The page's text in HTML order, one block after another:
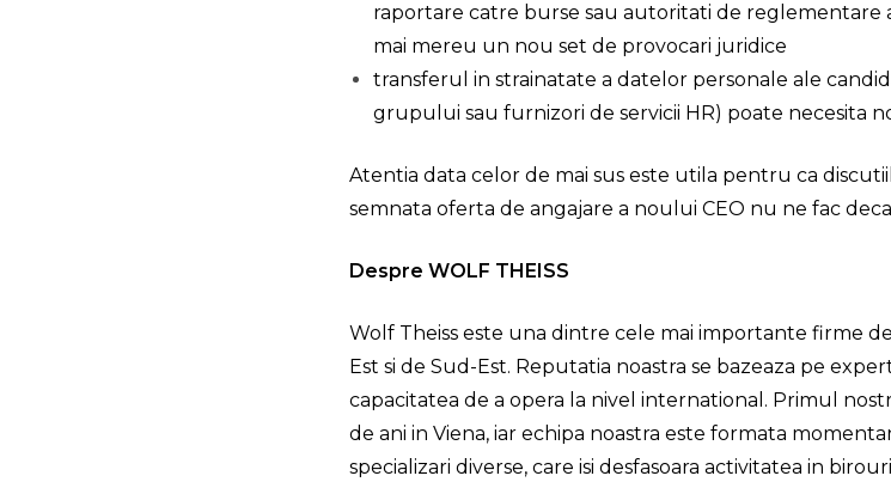
raportare catre burse sau autoritati de reglementare
mai mereu un nou set de provocari juridice
transferul in strainatate a datelor personale ale
grupului sau furnizori de servicii HR) poate necesita
Atentia data celor de mai sus este utila pentru ca
semnata oferta de angajare a noului CEO nu ne fac
Despre WOLF THEISS
Wolf Theiss este una dintre cele mai importante firme
Est si de Sud-Est. Reputatia noastra se bazeaza pe
capacitatea de a opera la nivel international. Primul
de ani in Viena, iar echipa noastra este formata
specializari diverse, care isi desfasoara activitatea in